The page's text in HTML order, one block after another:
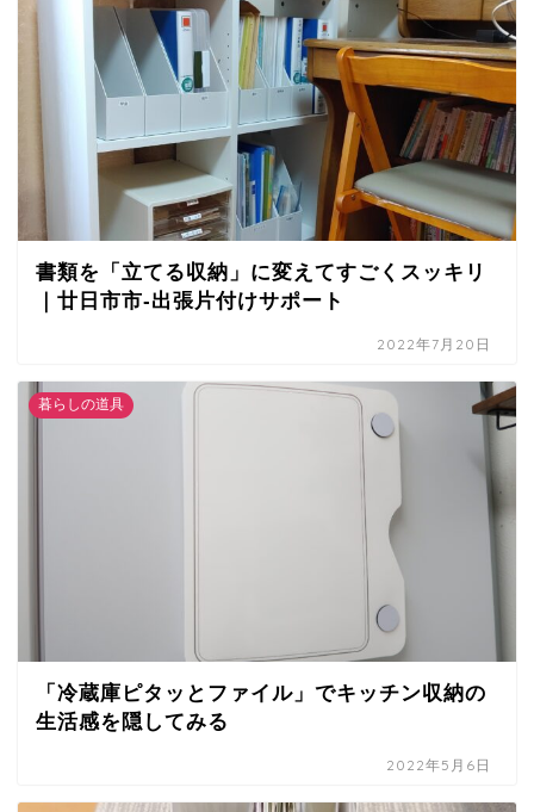
書類を「立てる収納」に変えてすごくスッキリ
｜廿日市市-出張片付けサポート
2022年7月20日
暮らしの道具
「冷蔵庫ピタッとファイル」でキッチン収納の
生活感を隠してみる
2022年5月6日